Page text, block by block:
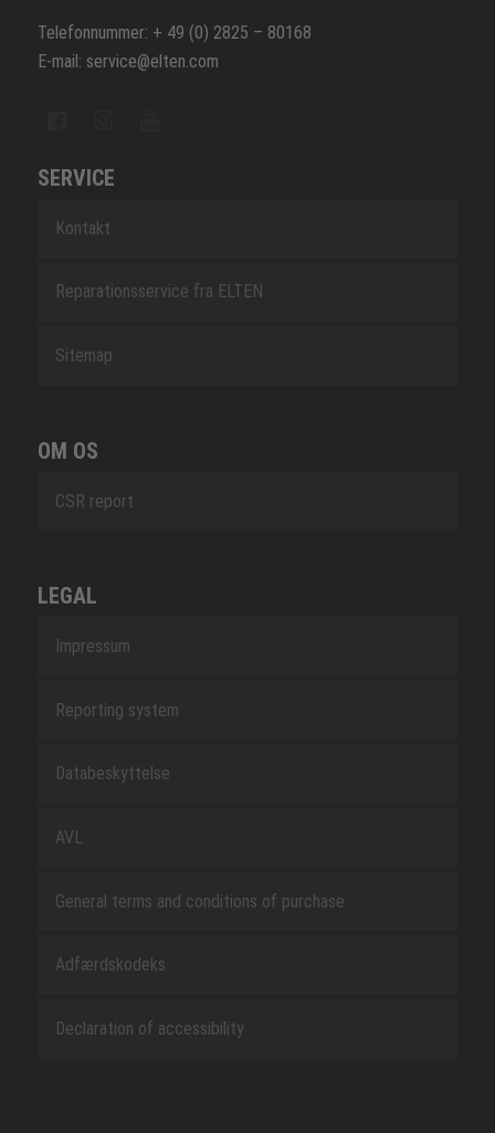
Telefonnummer: + 49 (0) 2825 – 80168
E-mail: service@elten.com
SERVICE
Kontakt
Reparationsservice fra ELTEN
Sitemap
OM OS
CSR report
LEGAL
Impressum
Reporting system
Databeskyttelse
AVL
General terms and conditions of purchase
Adfærdskodeks
Declaration of accessibility